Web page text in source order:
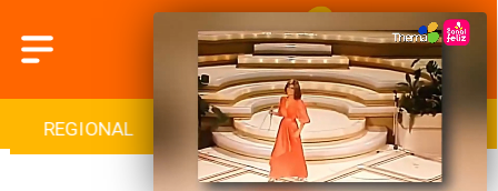
REGIONAL INTERNACIONAL DEPORTES